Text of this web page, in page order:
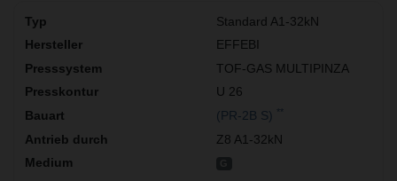
Standard A1-32kN
EFFEBI
TOF-GAS MULTIPINZA
U 26
(PR-2B S)
Z8 A1-32kN